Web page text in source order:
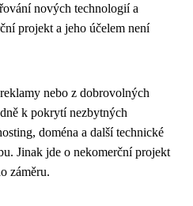
nových technologií a
projekt a jeho účelem není
nebo z dobrovolných
k pokrytí nezbytných
doména a další technické
Jinak jde o nekomerční projekt
záměru.